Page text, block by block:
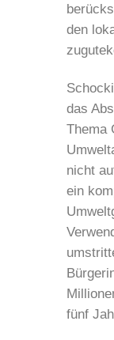
den
das
Thema
nicht
ein
fünf